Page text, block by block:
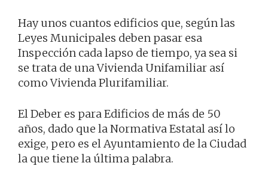
Hay unos cuantos edificios que, según las
Leyes Municipales deben pasar esa
Inspección cada lapso de tiempo, ya sea si
se trata de una Vivienda Unifamiliar así
como Vivienda Plurifamiliar.
El Deber es para Edificios de más de 50
años, dado que la Normativa Estatal así lo
exige, pero es el Ayuntamiento de la Ciudad
la que tiene la última palabra.